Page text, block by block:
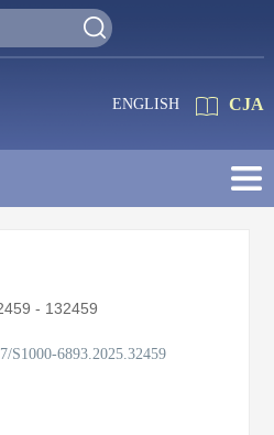
CJA
ENGLISH
- 132459
S1000-6893.2025.32459